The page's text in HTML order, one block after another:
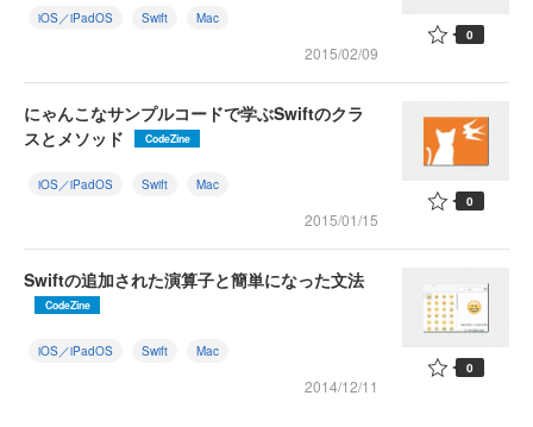
iOS／iPadOS Swift Mac
2015/02/09
0
にゃんこなサンプルコードで学ぶSwiftのクラ
スとメソッド
CodeZine
iOS／iPadOS Swift Mac
2015/01/15
0
Swiftの追加された演算子と簡単になった文法
CodeZine
iOS／iPadOS Swift Mac
2014/12/11
0